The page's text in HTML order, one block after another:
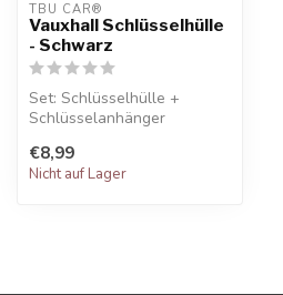
TBU CAR®
Vauxhall Schlüsselhülle
- Schwarz
Set: Schlüsselhülle +
Schlüsselanhänger
€8,99
Nicht auf Lager